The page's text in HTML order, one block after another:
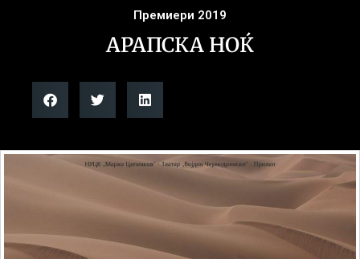
Премиери 2019
АРАПСКА НОЌ